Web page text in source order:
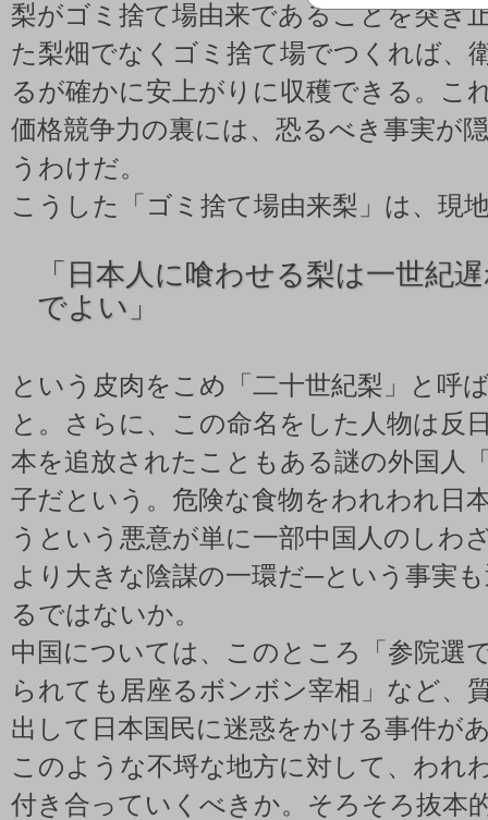
梨がゴミ捨て場由来であることを突き
た梨畑でなくゴミ捨て場でつくれば、
るが確かに安上がりに収穫できる。こ
価格競争力の裏には、恐るべき事実が
うわけだ。
こうした「ゴミ捨て場由来梨」は、現
「 日本人に喰わせる梨は一世紀
でよい」
という皮肉をこめ「二十世紀梨」と呼
と。さらに、この命名をした人物は反
本を追放されたこともある謎の外国人
子だという。危険な食物をわれわれ日
うという悪意が単に一部中国人のしわ
より大きな陰謀の一環だ─という事実
るではないか。
中国については、このところ「参院選
られても居座るボンボン宰相」など、
出して日本国民に迷惑をかける事件が
このような不埒な地方に対して、われ
付き合っていくべきか。そろそろ抜本